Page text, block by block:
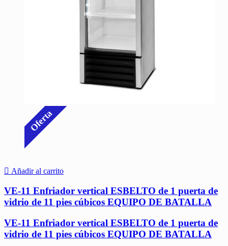
Oferta
Añadir al carrito
VE-11 Enfriador vertical ESBELTO de 1 puerta de
vidrio de 11 pies cúbicos EQUIPO DE BATALLA
VE-11 Enfriador vertical ESBELTO de 1 puerta de
vidrio de 11 pies cúbicos EQUIPO DE BATALLA